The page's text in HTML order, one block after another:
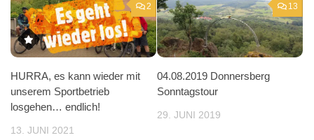
2
HURRA, es kann wieder mit
unserem Sportbetrieb
losgehen… endlich!
13. JUNI 2021
13
04.08.2019 Donnersberg
Sonntagstour
29. JUNI 2019